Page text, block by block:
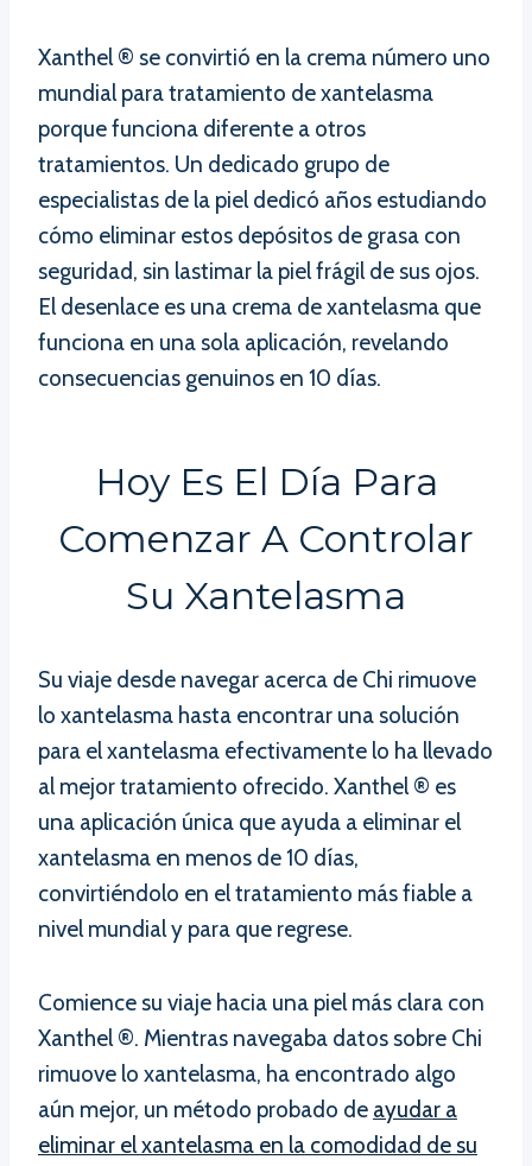
Xanthel ® se convirtió en la crema número uno
mundial para tratamiento de xantelasma
porque funciona diferente a otros
tratamientos. Un dedicado grupo de
especialistas de la piel dedicó años estudiando
cómo eliminar estos depósitos de grasa con
seguridad, sin lastimar la piel frágil de sus ojos.
El desenlace es una crema de xantelasma que
funciona en una sola aplicación, revelando
consecuencias genuinos en 10 días.
Hoy Es El Día Para
Comenzar A Controlar
Su Xantelasma
Su viaje desde navegar acerca de Chi rimuove
lo xantelasma hasta encontrar una solución
para el xantelasma efectivamente lo ha llevado
al mejor tratamiento ofrecido. Xanthel ® es
una aplicación única que ayuda a eliminar el
xantelasma en menos de 10 días,
convirtiéndolo en el tratamiento más fiable a
nivel mundial y para que regrese.
Comience su viaje hacia una piel más clara con
Xanthel ®. Mientras navegaba datos sobre Chi
rimuove lo xantelasma, ha encontrado algo
aún mejor, un método probado de ayudar a
eliminar el xantelasma en la comodidad de su